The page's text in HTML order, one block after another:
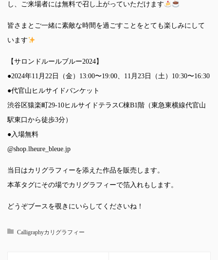
し、ご来場者には無料で召し上がっていただけます
皆さまとご一緒に素敵な時間を過ごすことをとても楽しみにして
います
【サロンドルールブルー2024】
●2024年11月22日（金）13:00〜19:00、11月23日（土）10:30〜16:30
●代官山ヒルサイドバンケット
渋谷区猿楽町29-10ヒルサイドテラスC棟B1階（東急東横線代官山
駅東口から徒歩3分）
●入場無料
@shop.lheure_bleue.jp
当日はカリグラフィーを添えた作品を販売します。
本革タグにその場でカリグラフィーで箔入れもします。
どうぞブースを覗きにいらしてくださいね！
Calligraphyカリグラフィー